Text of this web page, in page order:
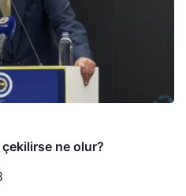
çekilirse ne olur?